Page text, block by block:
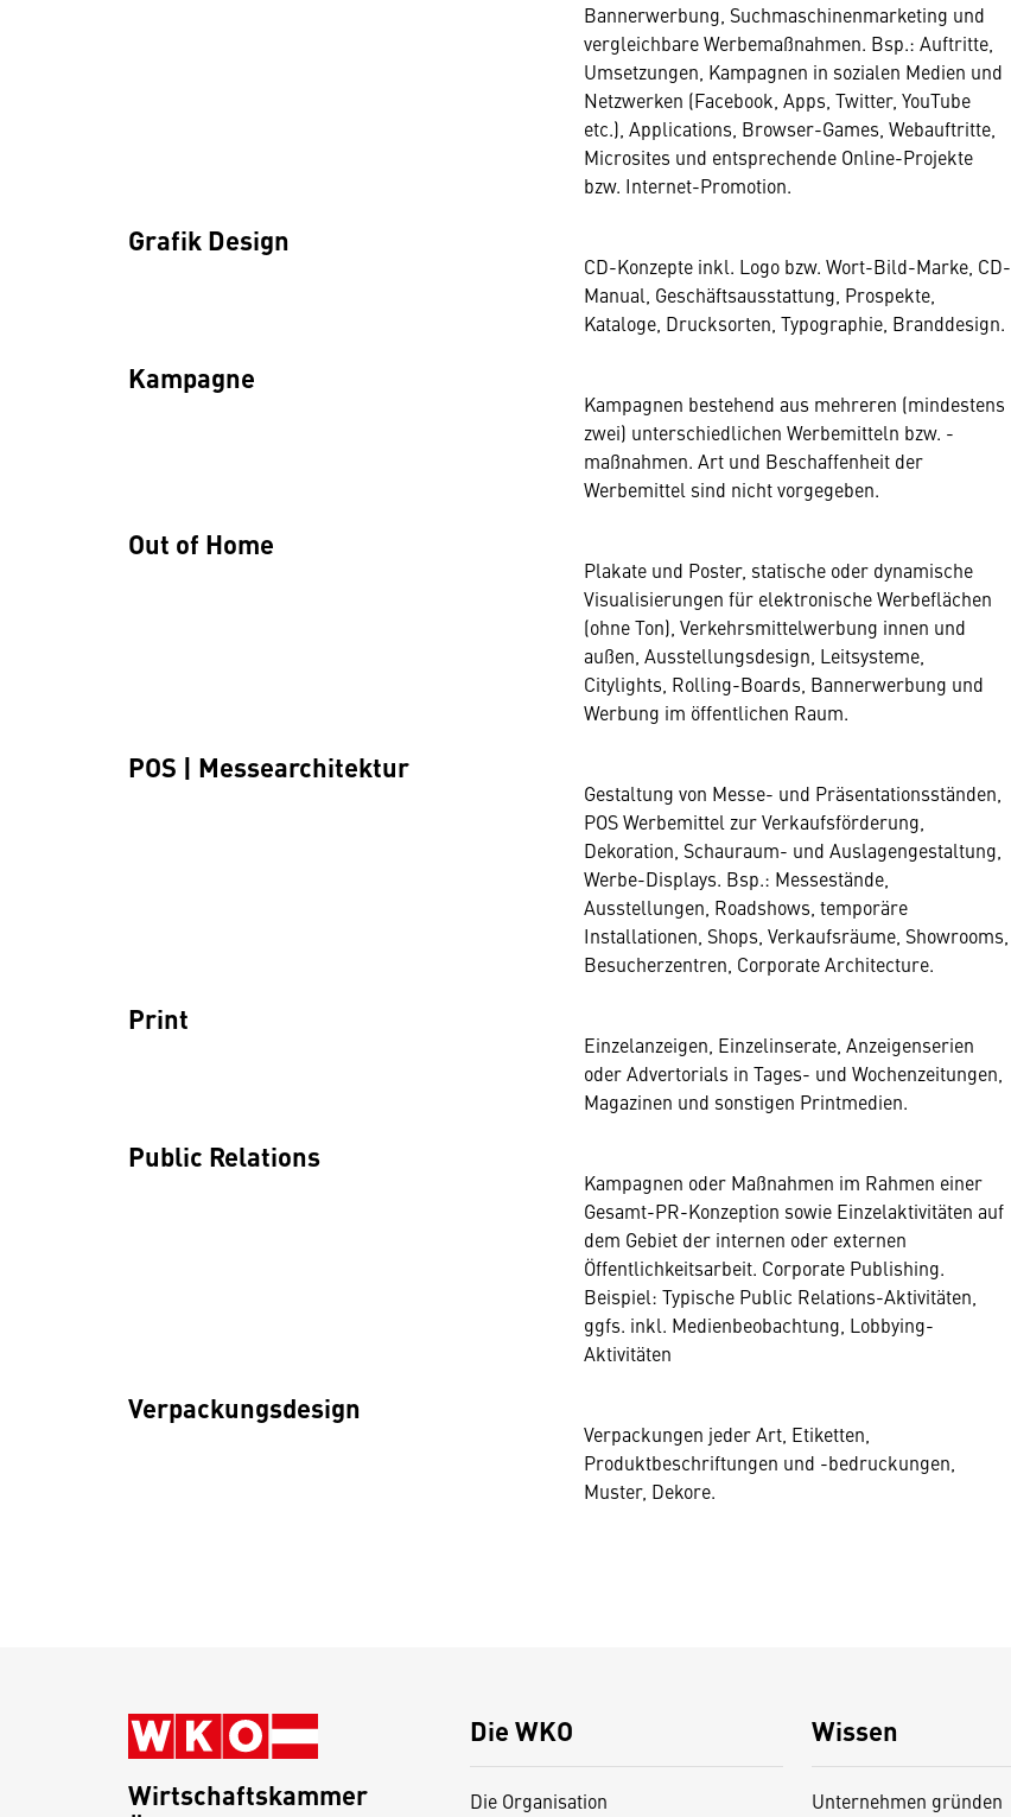
Bannerwerbung, Suchmaschinenmarketing und
vergleichbare Werbemaßnahmen. Bsp.: Auftritte,
Umsetzungen, Kampagnen in sozialen Medien und
Netzwerken (Facebook, Apps, Twitter, YouTube
etc.), Applications, Browser-Games, Webauftritte,
Microsites und entsprechende Online-Projekte
bzw. Internet-Promotion.
Grafik Design
CD-Konzepte inkl. Logo bzw. Wort-Bild-Marke, CD-
Manual, Geschäftsausstattung, Prospekte,
Kataloge, Drucksorten, Typographie, Branddesign.
Kampagne
Kampagnen bestehend aus mehreren (mindestens
zwei) unterschiedlichen Werbemitteln bzw. -
maßnahmen. Art und Beschaffenheit der
Werbemittel sind nicht vorgegeben.
Out of Home
Plakate und Poster, statische oder dynamische
Visualisierungen für elektronische Werbeflächen
(ohne Ton), Verkehrsmittelwerbung innen und
außen, Ausstellungsdesign, Leitsysteme,
Citylights, Rolling-Boards, Bannerwerbung und
Werbung im öffentlichen Raum.
POS | Messearchitektur
Gestaltung von Messe- und Präsentationsständen,
POS Werbemittel zur Verkaufsförderung,
Dekoration, Schauraum- und Auslagengestaltung,
Werbe-Displays. Bsp.: Messestände,
Ausstellungen, Roadshows, temporäre
Installationen, Shops, Verkaufsräume, Showrooms,
Besucherzentren, Corporate Architecture.
Print
Einzelanzeigen, Einzelinserate, Anzeigenserien
oder Advertorials in Tages- und Wochenzeitungen,
Magazinen und sonstigen Printmedien.
Public Relations
Kampagnen oder Maßnahmen im Rahmen einer
Gesamt-PR-Konzeption sowie Einzelaktivitäten auf
dem Gebiet der internen oder externen
Öffentlichkeitsarbeit. Corporate Publishing.
Beispiel: Typische Public Relations-Aktivitäten,
ggfs. inkl. Medienbeobachtung, Lobbying-
Aktivitäten
Verpackungsdesign
Verpackungen jeder Art, Etiketten,
Produktbeschriftungen und -bedruckungen,
Muster, Dekore.
Die WKO
Die Organisation
Wissen
Unternehmen gründen
Wirtschaftskammer